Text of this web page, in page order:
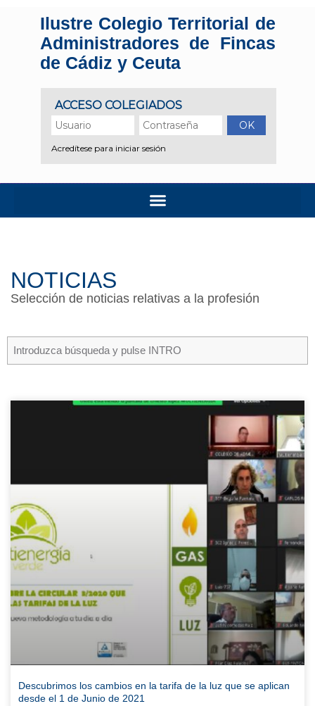
Ilustre Colegio Territorial de
Administradores de Fincas
de Cádiz y Ceuta
NOTICIAS
Selección de noticias relativas a la profesión
Descubrimos los cambios en la tarifa de la luz que se aplican
desde el 1 de Junio de 2021